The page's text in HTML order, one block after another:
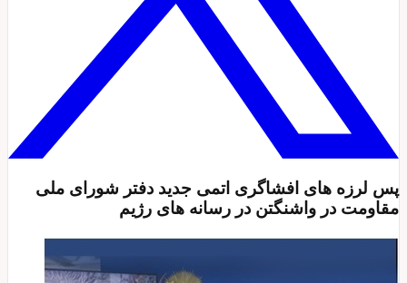
پس لرزه های افشاگری اتمی جدید دفتر شورای ملی
مقاومت در واشنگتن در رسانه های رژیم